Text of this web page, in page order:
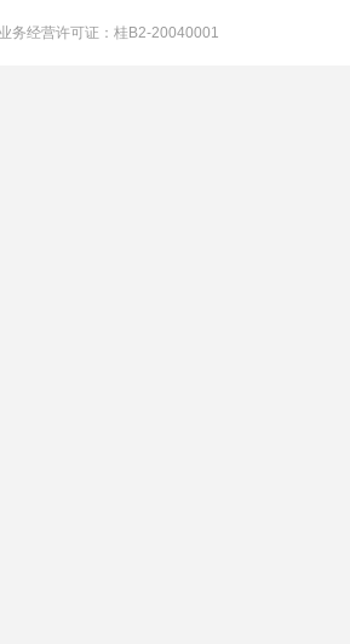
务经营许可证：桂B2-20040001